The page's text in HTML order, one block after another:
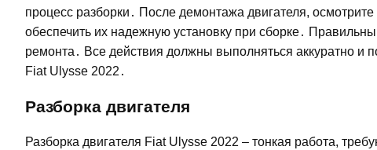
процесс разборки․ После демонтажа двигателя,
обеспечить их надежную установку при сборке․
ремонта․ Все действия должны выполняться аккуратно и
Fiat Ulysse 2022․
Разборка двигателя
Разборка двигателя Fiat Ulysse 2022 – тонкая работа,